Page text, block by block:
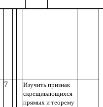
7
Изучить признак
скрещивающихся
прямых и теорему